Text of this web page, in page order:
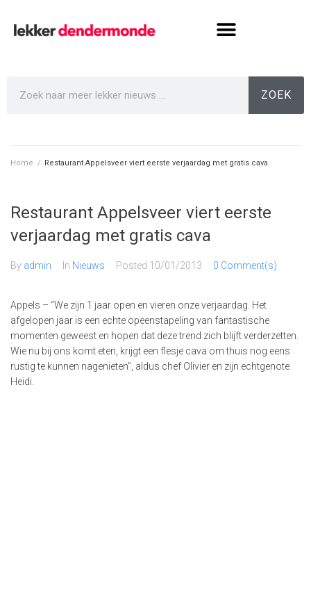
ZOEK
Home / Restaurant Appelsveer viert eerste verjaardag met gratis cava
Restaurant Appelsveer viert eerste
verjaardag met gratis cava
By admin In Nieuws Posted 10/01/2013 0 Comment(s)
Appels – “We zijn 1 jaar open en vieren onze verjaardag. Het
afgelopen jaar is een echte opeenstapeling van fantastische
momenten geweest en hopen dat deze trend zich blijft verderzetten.
Wie nu bij ons komt eten, krijgt een flesje cava om thuis nog eens
rustig te kunnen nagenieten”, aldus chef Olivier en zijn echtgenote
Heidi.